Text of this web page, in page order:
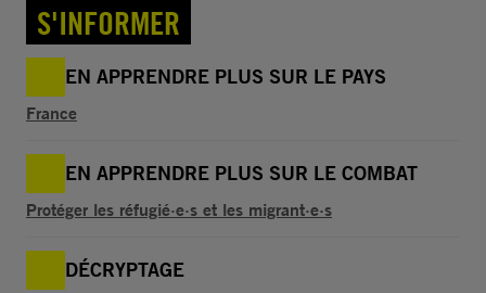
S'INFORMER
EN APPRENDRE PLUS SUR LE PAYS
France
EN APPRENDRE PLUS SUR LE COMBAT
Protéger les réfugié·e·s et les migrant·e·s
DÉCRYPTAGE